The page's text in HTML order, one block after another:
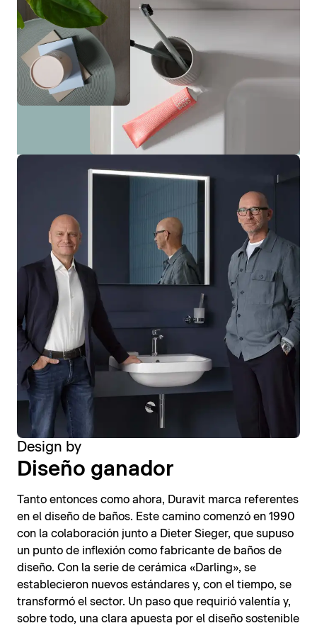
Design by
Diseño ganador
Tanto entonces como ahora, Duravit marca referentes
en el diseño de baños. Este camino comenzó en 1990
con la colaboración junto a Dieter Sieger, que supuso
un punto de inflexión como fabricante de baños de
diseño. Con la serie de cerámica «Darling», se
establecieron nuevos estándares y, con el tiempo, se
transformó el sector. Un paso que requirió valentía y,
sobre todo, una clara apuesta por el diseño sostenible